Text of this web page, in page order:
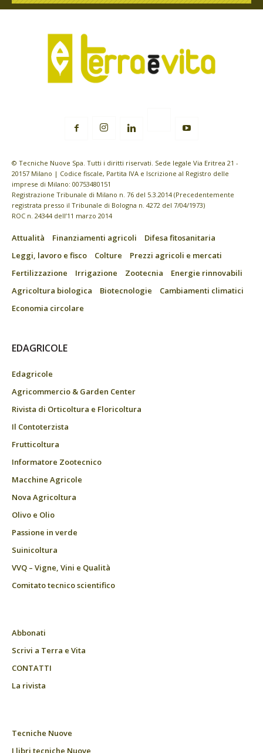
© Tecniche Nuove Spa. Tutti i diritti riservati. Sede legale Via Eritrea 21 -
20157 Milano | Codice fiscale, Partita IVA e Iscrizione al Registro delle
imprese di Milano: 00753480151
Registrazione Tribunale di Milano n. 76 del 5.3.2014 (Precedentemente
registrata presso il Tribunale di Bologna n. 4272 del 7/04/1973)
ROC n. 24344 dell’11 marzo 2014
Attualità Finanziamenti agricoli
Difesa fitosanitaria
Leggi, lavoro e fisco
Colture
Prezzi agricoli e mercati
Fertilizzazione
Irrigazione Zootecnia
Energie rinnovabili
Agricoltura biologica
Biotecnologie
Cambiamenti climatici
Economia circolare
EDAGRICOLE
Edagricole
Agricommercio & Garden Center
Rivista di Orticoltura e Floricoltura
Il Contoterzista
Frutticoltura
Informatore Zootecnico
Macchine Agricole
Nova Agricoltura
Olivo e Olio
Passione in verde
Suinicoltura
VVQ – Vigne, Vini e Qualità
Comitato tecnico scientifico
Abbonati
Scrivi a Terra e Vita
CONTATTI
La rivista
Tecniche Nuove
I libri tecniche Nuove